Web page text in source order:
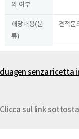
의 여부
해당내용(분
류)
견적문
duagen senza ricetta
Clicca sul link